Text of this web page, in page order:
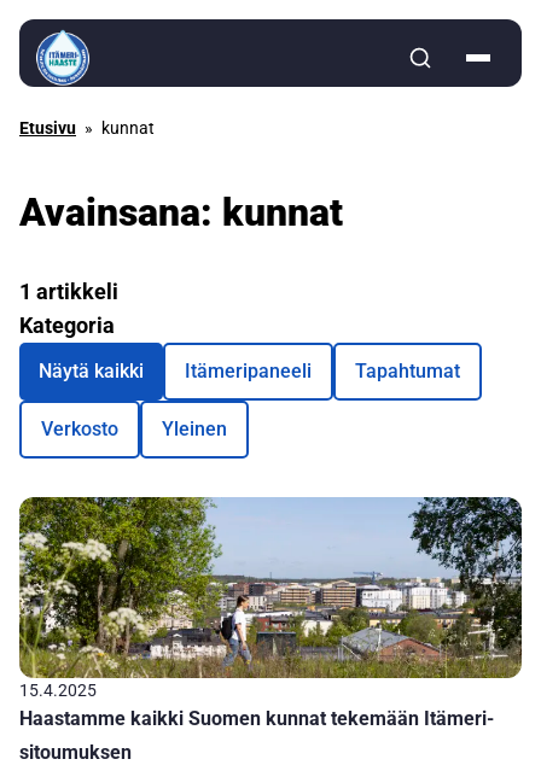
Siirry sisältöön
Etusivu » kunnat
Avainsana: kunnat
Kategoria
1 artikkeli
Näytä kaikki Itämeripaneeli Tapahtumat
Verkosto Yleinen
15.4.2025
Haastamme kaikki Suomen kunnat tekemään Itämeri-
sitoumuksen